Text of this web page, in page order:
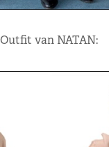
Outfit van NATAN: